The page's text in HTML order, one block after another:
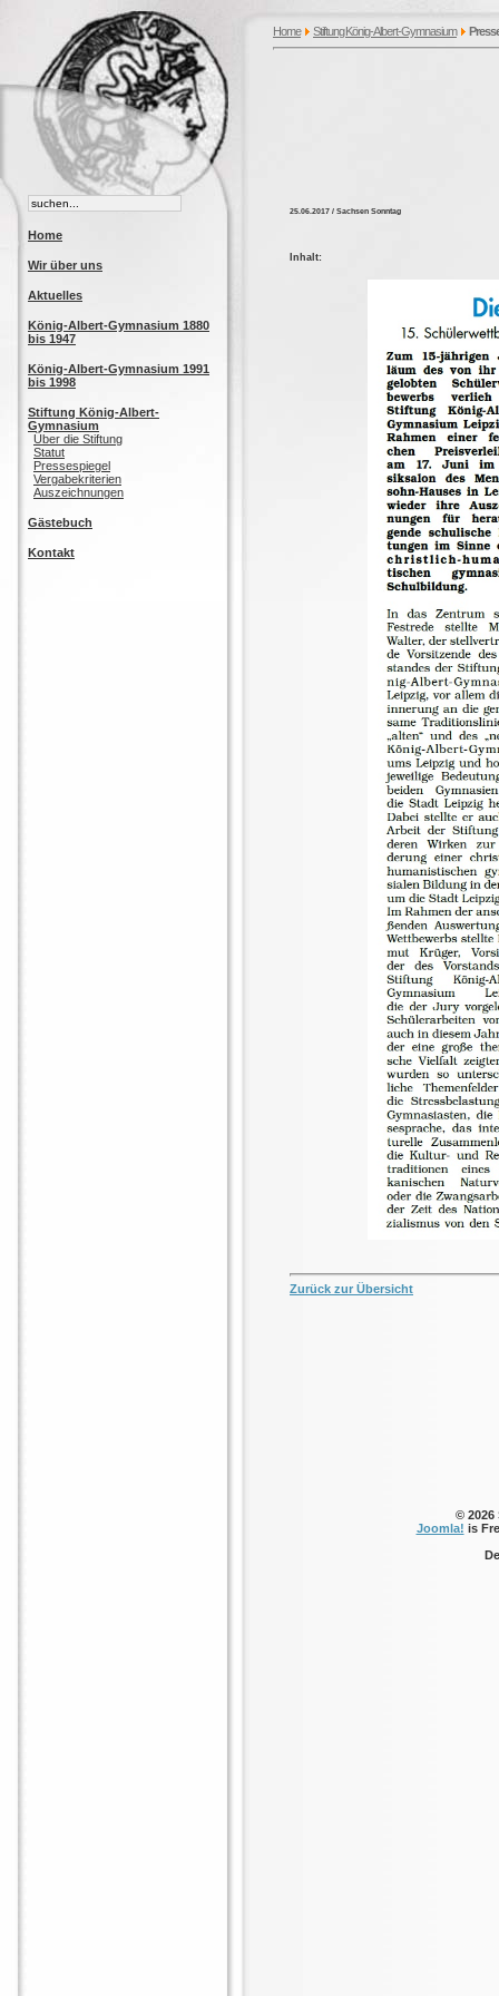
Home Stiftung König-Albert-Gymnasium
Home
Wir über uns
Aktuelles
König-Albert-Gymnasium 1880
bis 1947
König-Albert-Gymnasium 1991
bis 1998
Stiftung König-Albert-
Gymnasium
Über die Stiftung
Statut
Pressespiegel
Vergabekriterien
Auszeichnungen
Gästebuch
Kontakt
25.06.2017 / Sachsen Sonntag
Inhalt:
Zurück zur Übersicht
©
Joomla! is